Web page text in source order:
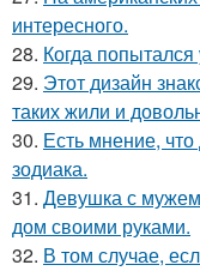
интересного.
28. Когда
29. Этот дизайн
таких жили и
30. Есть мнение,
зодиака.
31. Девушка с
дом своими руками.
32. В том случае,